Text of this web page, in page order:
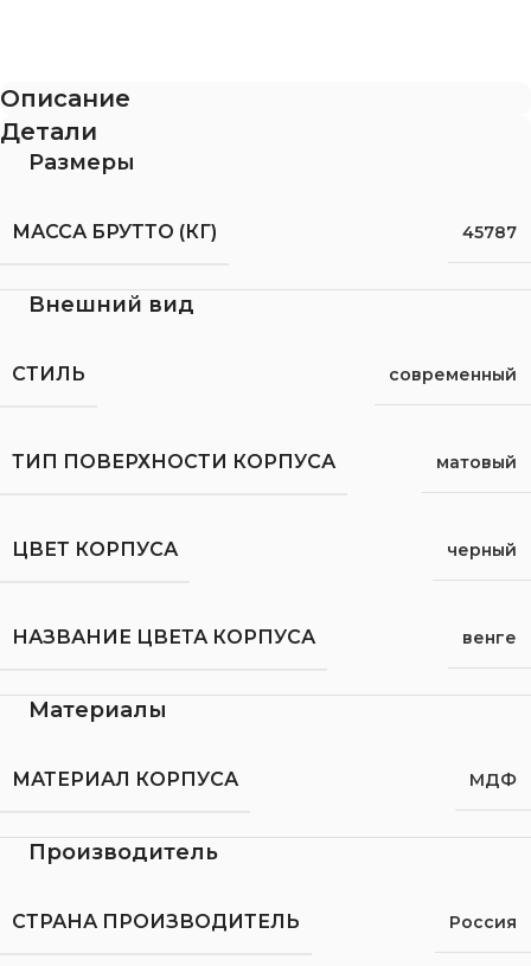
Описание
Детали
Размеры
МАССА БРУТТО (КГ) 45787
Внешний вид
СТИЛЬ современный
ТИП ПОВЕРХНОСТИ КОРПУСА матовый
ЦВЕТ КОРПУСА черный
НАЗВАНИЕ ЦВЕТА КОРПУСА венге
Материалы
МАТЕРИАЛ КОРПУСА МДФ
Производитель
СТРАНА ПРОИЗВОДИТЕЛЬ Россия